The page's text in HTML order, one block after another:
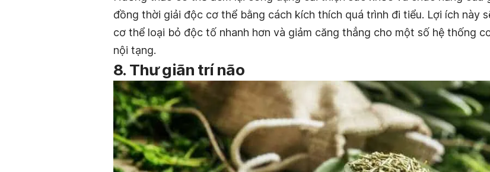
đồng thời giải độc cơ thể bằng cách kích thích quá trình đi tiểu. Lợi ích này
cơ thể loại bỏ độc tố nhanh hơn và giảm căng thẳng cho một số hệ thống
nội tạng.
8. Thư giãn trí não